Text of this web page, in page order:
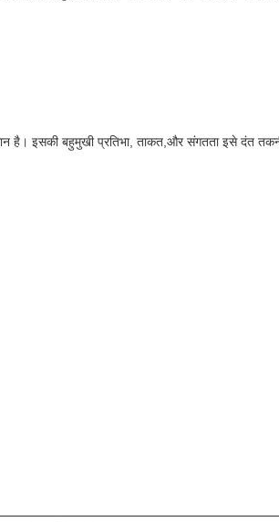
है। इसकी बहुमुखी प्रतिभा, ताकत,और संगतता इसे दंत